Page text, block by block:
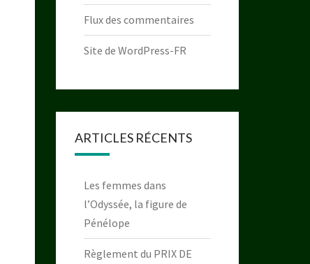
Flux des commentaires
Site de WordPress-FR
ARTICLES RÉCENTS
Les femmes dans
l’Odyssée, la figure de
Pénélope
Règlement du PRIX DE